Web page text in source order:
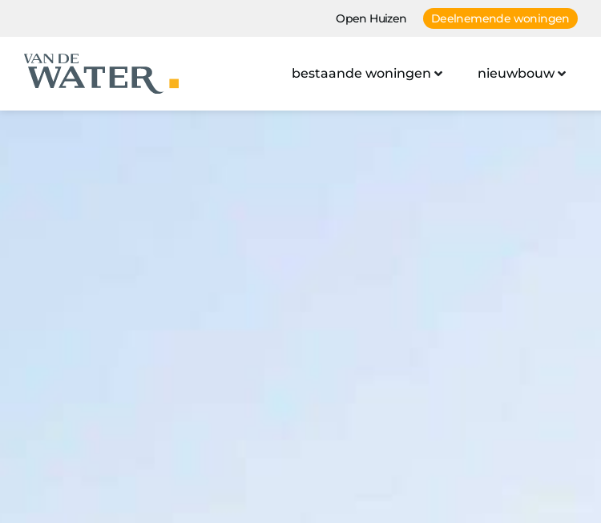
Open Huizen Deelnemende woningen
bestaande woningen nieuwbouw